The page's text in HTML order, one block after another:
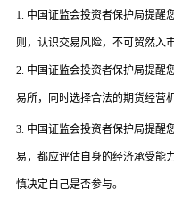
1. 中国证监会投资者保护局提醒
则，认识交易风险，不可贸然入市
2. 中国证监会投资者保护局提醒
易所，同时选择合法的期货经营
3. 中国证监会投资者保护局提醒
易，都应评估自身的经济承受能
慎决定自己是否参与。